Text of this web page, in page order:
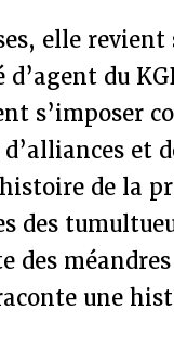
elle revient
du
s’imposer
et
de la
des
des
une